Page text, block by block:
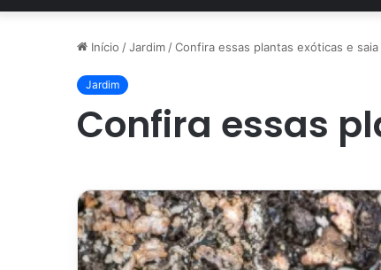
Início /Jardim /Confira essas plantas exóticas e saia
Jardim
Confira essas